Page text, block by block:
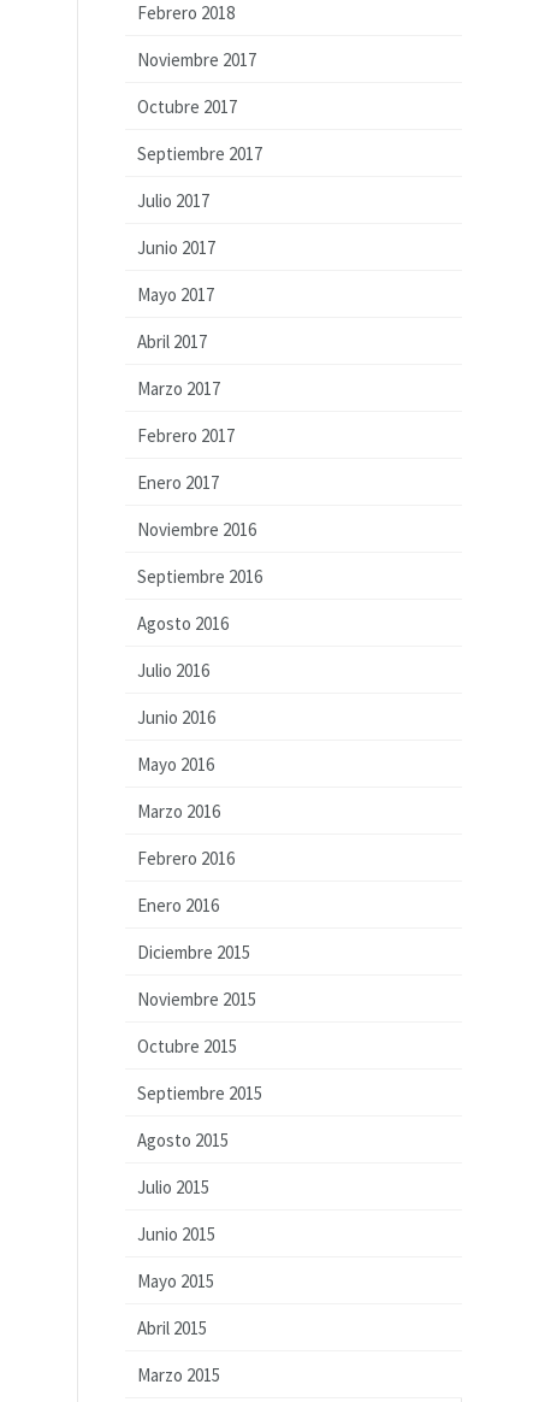
Febrero 2018
Noviembre 2017
Octubre 2017
Septiembre 2017
Julio 2017
Junio 2017
Mayo 2017
Abril 2017
Marzo 2017
Febrero 2017
Enero 2017
Noviembre 2016
Septiembre 2016
Agosto 2016
Julio 2016
Junio 2016
Mayo 2016
Marzo 2016
Febrero 2016
Enero 2016
Diciembre 2015
Noviembre 2015
Octubre 2015
Septiembre 2015
Agosto 2015
Julio 2015
Junio 2015
Mayo 2015
Abril 2015
Marzo 2015